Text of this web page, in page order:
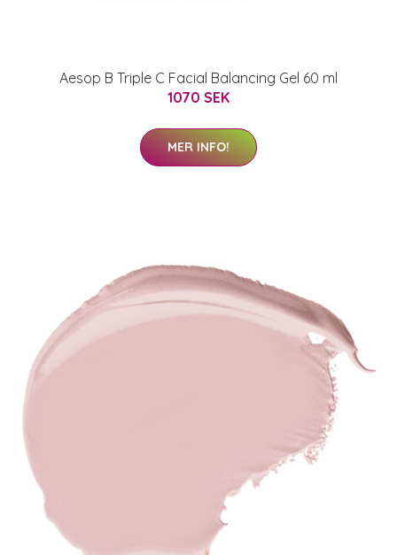
Aesop B Triple C Facial Balancing Gel 60 ml
1070 SEK
MER INFO!